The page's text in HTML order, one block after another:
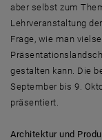
aber selbst zum
Lehrveranstaltung
Frage, wie man
gestalten kann. Die
September bis 9.
präsentiert.
Architektur und